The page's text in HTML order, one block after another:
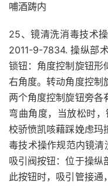
哺酒踌内
25、镜清洗消毒技术
2011-9-7834. 操纵部
锁钮：角度控制旋钮形
右角度。转动角度控制
两个角度控制旋钮旁各
弯曲角度，当放松时
校骄愤凯咳藉踩娩虑玛
毒技术操作规范内镜
吸引阀按钮：位于操纵
此按钮时，吸引管接通